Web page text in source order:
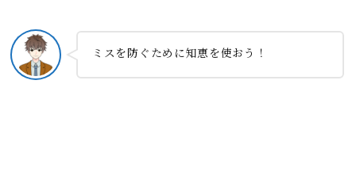
ミスを防ぐために知恵を使おう！